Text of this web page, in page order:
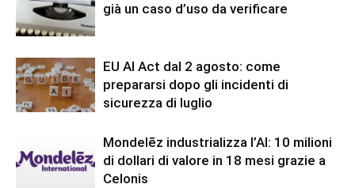
già un caso d’uso da verificare
EU AI Act dal 2 agosto: come
prepararsi dopo gli incidenti di
sicurezza di luglio
Mondelēz industrializza l’AI: 10 milioni
di dollari di valore in 18 mesi grazie a
Celonis